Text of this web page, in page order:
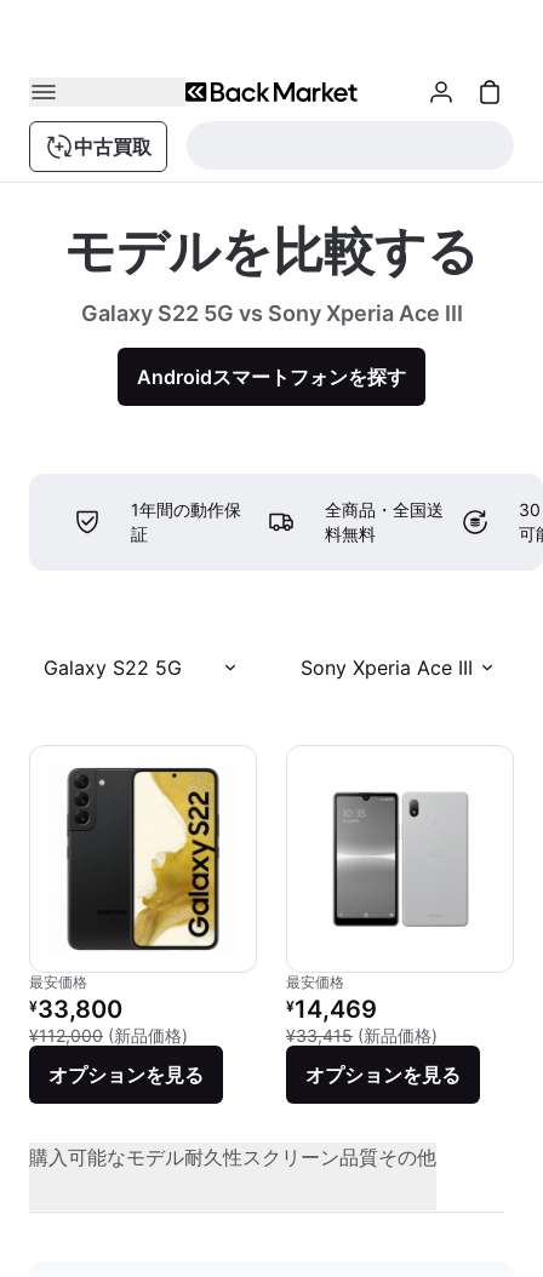
中古買取
モデルを比較する
Galaxy S22 5G vs Sony Xperia Ace III
Androidスマートフォンを探す
1年間の動作保
証
全商品・全国送
料無料
30
可
Galaxy S22 5G Sony Xperia Ace III
最安価格
リファービッシュ品の価格：
¥33,800
¥112,000 (新品価格) 新品との比較：¥112,000
オプションを見る
最安価格
リファービッシュ品の価格：
¥14,469
¥33,415 (新品価格)
オプションを見る
購入可能なモデル耐久性スクリーン品質その他